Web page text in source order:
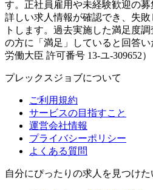
す。正社員雇用や未経験歓迎の
詳しい求人情報が確認でき、失
トします。過去実施した満足度
の方に「満足」していると回答
労働大臣 許可番号 13-ユ-309652）
プレックスジョブについて
ご利用規約
サービスの目指すこと
運営会社情報
プライバシーポリシー
よくある質問
自分にぴったりの求人を見つけた